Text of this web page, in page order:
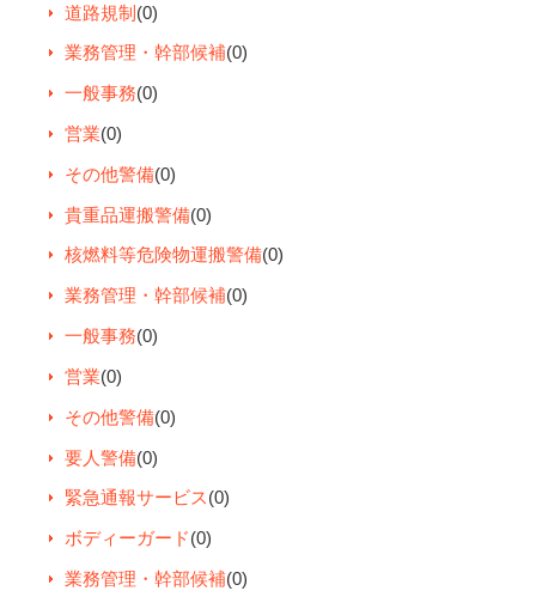
道路規制 (0)
業務管理・幹部候補(0)
一般事務(0)
営業(0)
その他警備(0)
貴重品運搬警備(0)
核燃料等危険物運搬警備(0)
業務管理・幹部候補(0)
一般事務(0)
営業(0)
その他警備(0)
要人警備(0)
緊急通報サービス(0)
ボディーガード(0)
業務管理・幹部候補(0)